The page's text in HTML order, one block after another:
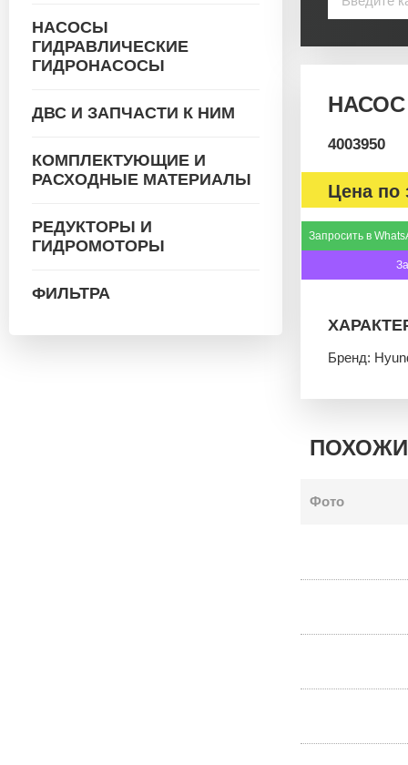
НАСОСЫ
ГИДРАВЛИЧЕСКИЕ
ГИДРОНАСОСЫ
ДВС И ЗАПЧАСТИ К НИМ
КОМПЛЕКТУЮЩИЕ И
РАСХОДНЫЕ МАТЕРИАЛЫ
РЕДУКТОРЫ И
ГИДРОМОТОРЫ
ФИЛЬТРА
НАСОС
4003950
Цена по
Запросить в
Бренд:
Фото